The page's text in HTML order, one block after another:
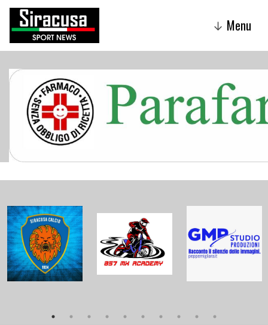
↓ Menu